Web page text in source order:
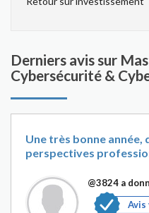
Derniers avis sur
Cybersécurité &
Une très bonne année,
perspectives
@3824 a
Avis